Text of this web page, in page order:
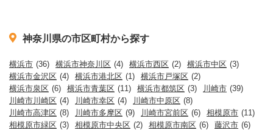
神奈川県の市区町村から探す
横浜市 (36) 横浜市神奈川区 (4) 横浜市西区 (2) 横浜市中区 (3)
横浜市金沢区 (4) 横浜市港北区 (1) 横浜市戸塚区 (2)
横浜市泉区 (6) 横浜市青葉区 (11) 横浜市都筑区 (3) 川崎市 (39)
川崎市川崎区 (4) 川崎市幸区 (4) 川崎市中原区 (8)
川崎市高津区 (8) 川崎市多摩区 (9) 川崎市宮前区 (6) 相模原市 (11)
相模原市緑区 (3) 相模原市中央区 (2) 相模原市南区 (6) 藤沢市 (6)